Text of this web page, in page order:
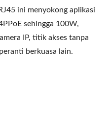
ini menyokong aplikasi
sehingga 100W,
IP, titik akses tanpa
berkuasa lain.